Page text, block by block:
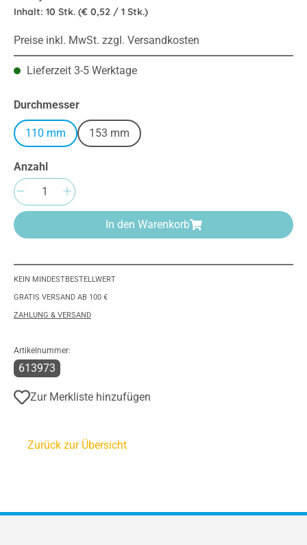
Inhalt: 10 Stk. (€ 0,52 / 1 Stk.)
Preise inkl. MwSt. zzgl. Versandkosten
Lieferzeit 3-5 Werktage
Durchmesserauswählen
110 mm 153 mm
Anzahl
Produkt Anzahl: Gib den gewünschten
In den Warenkorb
KEIN MINDESTBESTELLWERT
GRATIS VERSAND AB 100 €
ZAHLUNG & VERSAND
Artikelnummer:
613973
Zur Merkliste hinzufügen
Zurück zur Übersicht